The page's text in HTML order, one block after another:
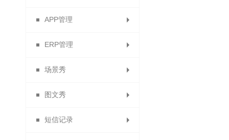
APP管理
APP下载
商家版APP
ERP管理
场景秀
我的场景
图文秀
我的图文
短信记录